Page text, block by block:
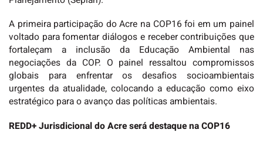
A primeira participação do Acre na COP16 foi em um painel
voltado para fomentar diálogos e receber contribuições que
fortaleçam a inclusão da Educação Ambiental nas
negociações da COP. O painel ressaltou compromissos
globais para enfrentar os desafios socioambientais
urgentes da atualidade, colocando a educação como eixo
estratégico para o avanço das políticas ambientais.
REDD+ Jurisdicional do Acre será destaque na COP16